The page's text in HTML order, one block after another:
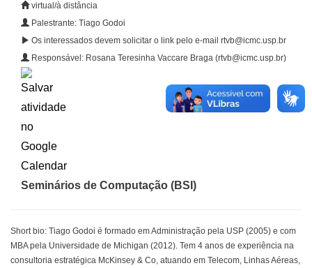
virtual/à distância
Palestrante: Tiago Godoi
Os interessados devem solicitar o link pelo e-mail rtvb@icmc.usp.br
Responsável: Rosana Teresinha Vaccare Braga (rtvb@icmc.usp.br)
Seminários de Computação (BSI)
Short bio: Tiago Godoi é formado em Administração pela USP (2005) e com
MBA pela Universidade de Michigan (2012). Tem 4 anos de experiência na
consultoria estratégica McKinsey & Co, atuando em Telecom, Linhas Aéreas,